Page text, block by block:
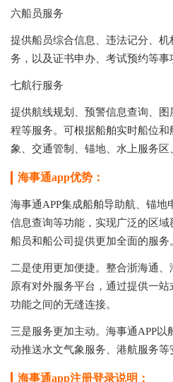
六船员服务
提供船员综合信息、违法记分、
务，以及证书申办、考试预约等事
七航行服务
提供航线规划、预警信息查询、
程等服务。可根据船舶实时船位
象、交通管制、锚地、水上服务区
海事通app优势：
海事通APP集成船舶导助航、锚地
信息查询等功能，实现广泛的区域
船员和船公司提供更加全面的服务
二是使用更加便捷。整合浙海通
原有对外服务平台，通过提供一
功能之间的无缝连接。
三是服务更加主动。海事通APP
动推送水文气象服务、港航服务等
海事通app注册登录说明：